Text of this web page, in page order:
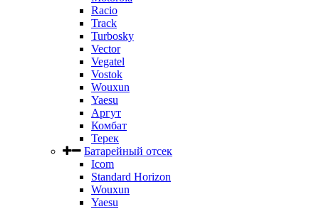
Racio
Track
Turbosky
Vector
Vegatel
Vostok
Wouxun
Yaesu
Аргут
Комбат
Терек
Батарейный отсек
Icom
Standard Horizon
Wouxun
Yaesu